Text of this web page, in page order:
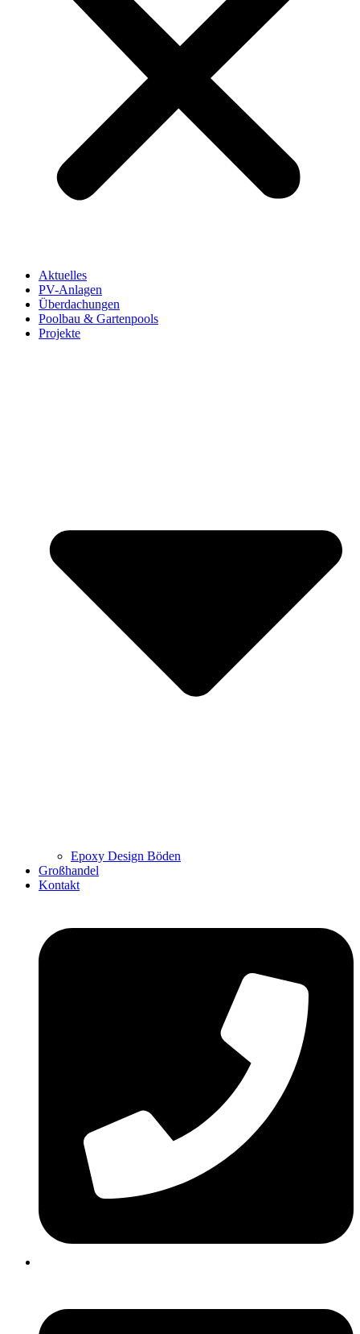
Aktuelles
PV-Anlagen
Überdachungen
Poolbau & Gartenpools
Projekte
Epoxy Design Böden
Großhandel
Kontakt